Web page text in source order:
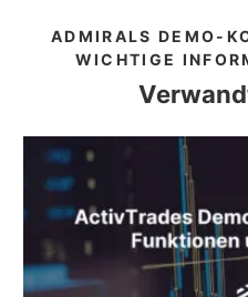
ADMIRALS DEMO-
WICHTIGE